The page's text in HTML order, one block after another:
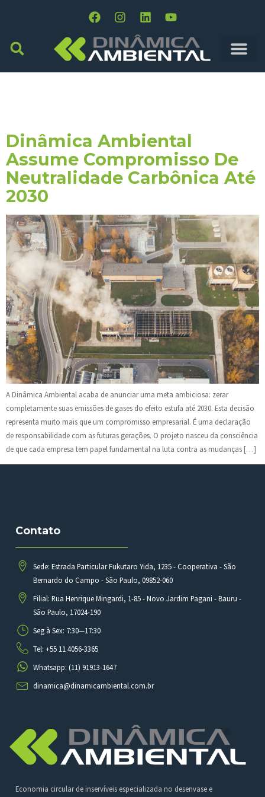
Dinâmica Ambiental
Assume Compromisso De
Neutralidade Carbônica Até
2030
A Dinâmica Ambiental acaba de anunciar uma meta ambiciosa: zerar
completamente suas emissões de gases do efeito estufa até 2030. Esta decisão
representa muito mais que um compromisso empresarial. É uma declaração
de responsabilidade com as futuras gerações. O projeto nasceu da consciência
de que cada empresa tem papel fundamental na luta contra as mudanças […]
Economia circular de inservíveis especializada no desenvase e
Contato
Sede: Estrada Particular Fukutaro Yida, 1235 - Cooperativa - São
Bernardo do Campo - São Paulo, 09852-060
Filial: Rua Henrique Mingardi, 1-85 - Novo Jardim Pagani - Bauru -
São Paulo, 17024-190
Seg à Sex: 7:30—17:30
Tel: +55 11 4056-3365
Whatsapp: (11) 91913-1647
dinamica@dinamicambiental.com.br